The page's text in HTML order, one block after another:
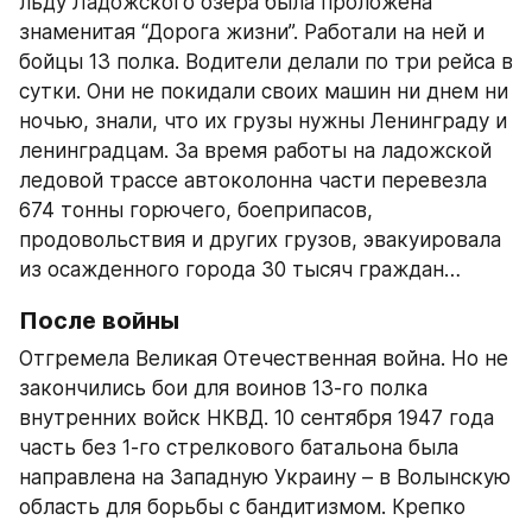
знаменитая “Дорога жизни”. Работали на ней и
бойцы 13 полка. Водители делали по три рейса в
сутки. Они не покидали своих машин ни днем ни
ночью, знали, что их грузы нужны Ленинграду и
ленинградцам. За время работы на ладожской
ледовой трассе автоколонна части перевезла
674 тонны горючего, боеприпасов,
продовольствия и других грузов, эвакуировала
из осажденного города 30 тысяч граждан…
После войны
Отгремела Великая Отечественная война. Но не
закончились бои для воинов 13-го полка
внутренних войск НКВД. 10 сентября 1947 года
часть без 1-го стрелкового батальона была
направлена на Западную Украину – в Волынскую
область для борьбы с бандитизмом. Крепко